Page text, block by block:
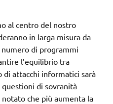
al centro del nostro
in larga misura da
di programmi
l’equilibrio tra
di attacchi informatici sarà
di sovranità
che più aumenta la